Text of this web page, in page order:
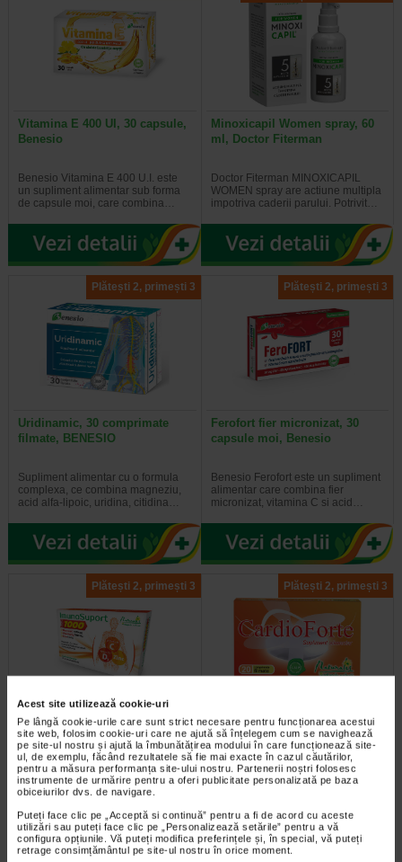
Acest site utilizează cookie-uri
Pe lângă cookie-urile care sunt strict necesare pentru funcționarea acestui
site web, folosim cookie-uri care ne ajută să înțelegem cum se navighează
pe site-ul nostru și ajută la îmbunătățirea modului în care funcționează site-
ul, de exemplu, făcând rezultatele să fie mai exacte în cazul căutărilor,
pentru a măsura performanța site-ului nostru. Partenerii noștri folosesc
instrumente de urmărire pentru a oferi publicitate personalizată pe baza
obiceiurilor dvs. de navigare.
Puteți face clic pe „Acceptă si continuă” pentru a fi de acord cu aceste
utilizări sau puteți face clic pe „Personalizează setările” pentru a vă
configura opțiunile. Vă puteți modifica preferințele și, în special, vă puteți
retrage consimțământul pe site-ul nostru în orice moment.
Vitamina E 400 UI, 30 capsule,
Benesio
Benesio Vitamina E 400 U.I. este
un supliment alimentar sub forma
de capsule moi, care combina…
Minoxicapil Women spray, 60
ml, Doctor Fiterman
Doctor Fiterman MINOXICAPIL
WOMEN spray are actiune multipla
impotriva caderii parului. Potrivit…
Plătești 2, primești 3
Uridinamic, 30 comprimate
filmate, BENESIO
Supliment alimentar cu o formula
complexa, ce combina magneziu,
acid alfa-lipoic, uridina, citidina…
Plătești 2, primești 3
Ferofort fier micronizat, 30
capsule moi, Benesio
Benesio Ferofort este un supliment
alimentar care combina fier
micronizat, vitamina C si acid…
Plătești 2, primești 3
ImunoSuport 1000, 30
comprimate, NATURALIS
Vitaminele C, D3 si zincul
contribuie la functionarea normala
Plătești 2, primești 3
Cardioforte, 20 comprimate
filmate, NATURALIS
CardioForte de la Naturalis este un
supliment alimentar ce contine o